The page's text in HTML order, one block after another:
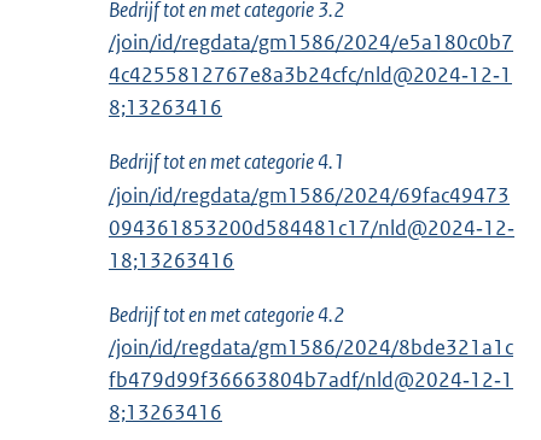
Bedrijf tot en met categorie 3.2
/join/id/regdata/gm1586/2024/e5a180c0b7
4c4255812767e8a3b24cfc/nld@2024‑12‑1
8;13263416
Bedrijf tot en met categorie 4.1
/join/id/regdata/gm1586/2024/69fac49473
094361853200d584481c17/nld@2024‑12‑
18;13263416
Bedrijf tot en met categorie 4.2
/join/id/regdata/gm1586/2024/8bde321a1c
fb479d99f36663804b7adf/nld@2024‑12‑1
8;13263416